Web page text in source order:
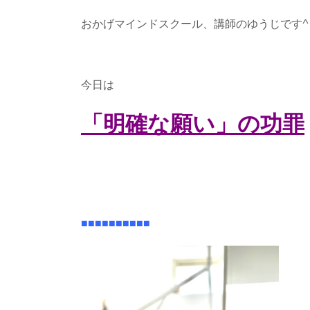
おかげマインドスクール、講師のゆうじです
今日は
「明確な願い」の功罪
■■■■■■■■■■